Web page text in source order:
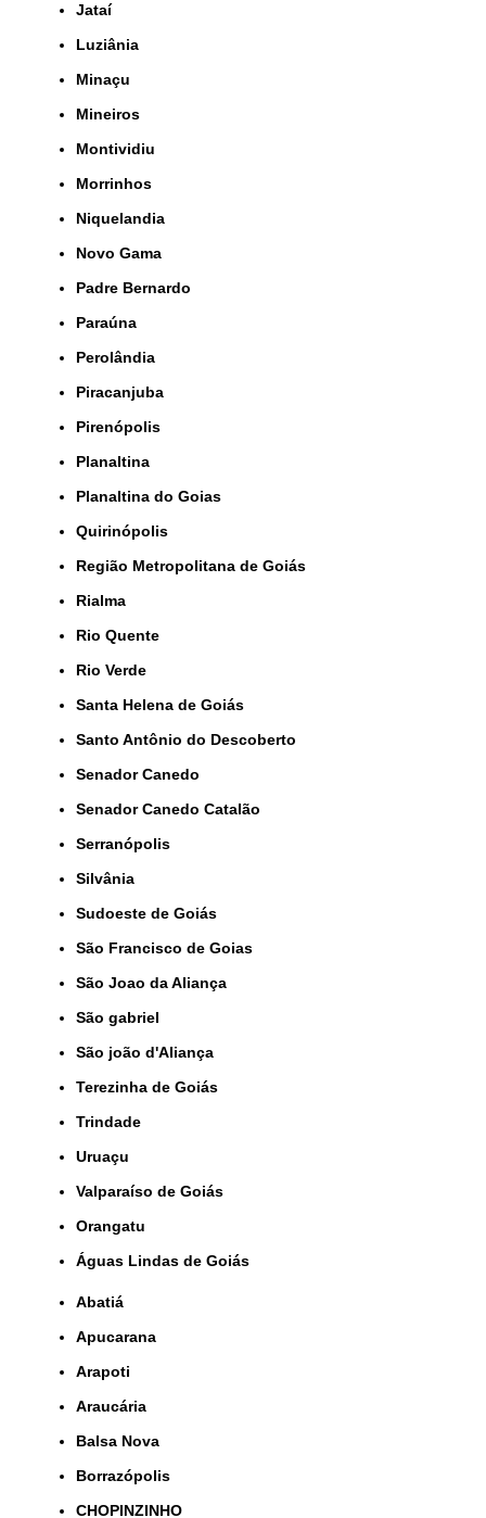
Jataí
Luziânia
Minaçu
Mineiros
Montividiu
Morrinhos
Niquelandia
Novo Gama
Padre Bernardo
Paraúna
Perolândia
Piracanjuba
Pirenópolis
Planaltina
Planaltina do Goias
Quirinópolis
Região Metropolitana de Goiás
Rialma
Rio Quente
Rio Verde
Santa Helena de Goiás
Santo Antônio do Descoberto
Senador Canedo
Senador Canedo Catalão
Serranópolis
Silvânia
Sudoeste de Goiás
São Francisco de Goias
São Joao da Aliança
São gabriel
São joão d'Aliança
Terezinha de Goiás
Trindade
Uruaçu
Valparaíso de Goiás
orangatu
Águas Lindas de Goiás
Abatiá
Apucarana
Arapoti
Araucária
Balsa Nova
Borrazópolis
CHOPINZINHO